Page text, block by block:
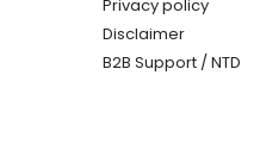
Privacy policy
Disclaimer
B2B Support / NTD